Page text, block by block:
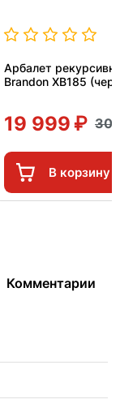
Арбалет
Brandon XB185
19 999 30
В корзину
Комментарии